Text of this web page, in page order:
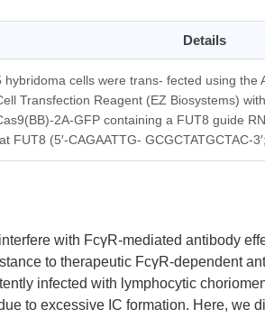
Details
hybridoma cells were trans- fected using the
Transfection Reagent (EZ Biosystems)
2A-GFP containing a FUT8 guide
FUT8 (5′-CAGAATTG- GCGCTATGCTAC-3′;
with FcγR-mediated antibody
to therapeutic FcγR-dependent
infected with lymphocytic
to excessive IC formation. Here, we